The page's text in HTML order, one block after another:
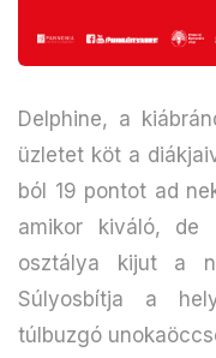
Delphine, a
üzletet köt a
ból 19 pontot ad
amikor kiváló, de
osztálya kijut a
Súlyosbítja a
túlbuzgó